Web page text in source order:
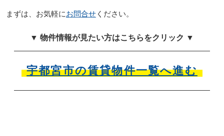
まずは、お気軽にお問合せください。
▼ 物件情報が見たい方はこちらをクリック ▼
宇都宮市の賃貸物件一覧へ進む